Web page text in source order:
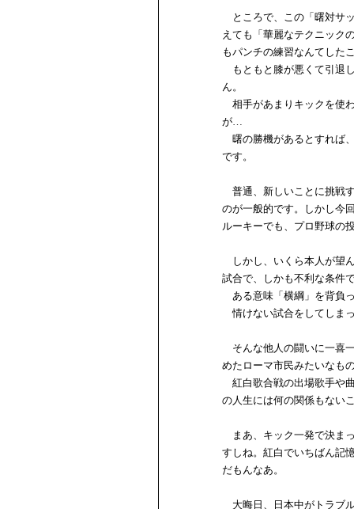
ところで、この「曙対サ
えても「華麗なテクニック
もパンチの練習なんてした
もともと膝が悪くて引退
ん。
相手があまりキックを使
が…
曙の勝機があるとすれば
です。
普通、新しいことに挑戦
のが一般的です。しかし今
ルーキーでも、プロ野球の
しかし、いくら本人が望
試合で、しかも不利な条件
ある意味「横綱」を背負
情けない試合をしてしま
そんな他人の闘いに一喜
めたローマ市民みたいなも
紅白歌合戦の出場歌手や
の人生には何の関係もない
まあ、キック一発で決ま
すしね。紅白でいちばん記
だもんなあ。
大晦日、日本中がトラブ